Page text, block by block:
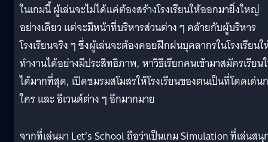
ในเกมนี้ ผู้เล่นจะไม่ได้แค่ต้องสร้างโรงเรียนให้ออกมายิ่งใหญ่
อย่างเดียว แต่จะมีหน้าที่บริหารส่วนต่าง ๆ คล้ายกับผู้บริหาร
โรงเรียนจริง ๆ ซึ่งผู้เล่นจะต้องคอยฝึกฝนบุคลากรในโรงเรียน
ทำงานได้อย่างมีประสิทธิภาพ, หาวิธีเรียกคนเข้ามาสมัครเรียน
ได้มากที่สุด, เปิดชมรมสโมสรให้โรงเรียนของตนเป็นที่โดดเด่น
ใคร และ อีเวนต์ต่าง ๆ อีกมากมาย
จากที่เล่นมา Let’s School ถือว่าเป็นเกม Simulation ที่เล่นสนุ